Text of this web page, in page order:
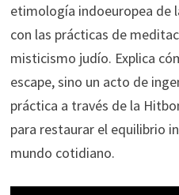
etimología indoeuropea de
con las prácticas de
misticismo judío. Explica
escape, sino un acto de
práctica a través de la
para restaurar el equilibrio
mundo cotidiano.